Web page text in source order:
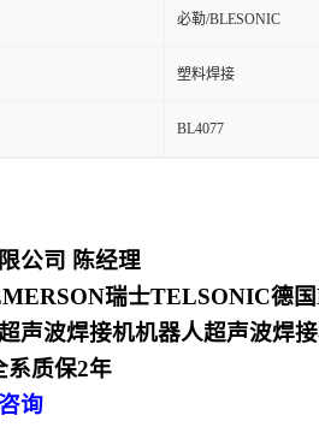
必勒/BLESONIC
塑料焊接
BL4077
公司 陈经理
瑞士TELSONIC德国
声波焊接机机器人超声波焊
系质保2年
询